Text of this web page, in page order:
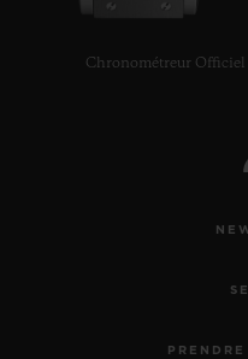
Chronométreur Officiel